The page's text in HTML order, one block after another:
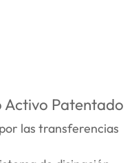
Activo Patentado
las transferencias